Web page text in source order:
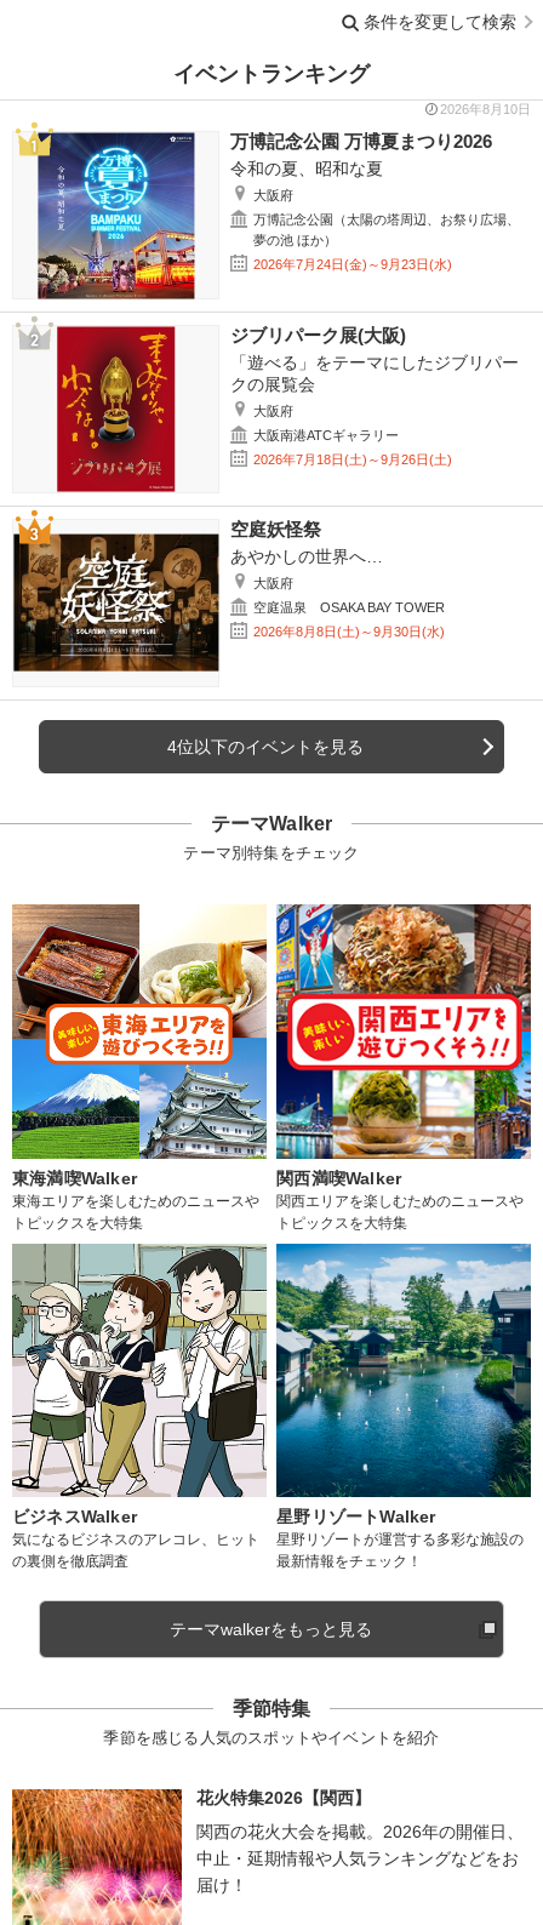
条件を変更して検索
イベントランキング
2026年8月10日
万博記念公園 万博夏まつり2026
令和の夏、昭和な夏
大阪府
万博記念公園（太陽の塔周辺、お祭り広場、
夢の池 ほか）
2026年7月24日(金)～9月23日(水)
ジブリパーク展(大阪)
「遊べる」をテーマにしたジブリパー
クの展覧会
大阪府
大阪南港ATCギャラリー
2026年7月18日(土)～9月26日(土)
空庭妖怪祭
あやかしの世界へ…
大阪府
空庭温泉 OSAKA BAY TOWER
2026年8月8日(土)～9月30日(水)
4位以下のイベントを見る
テーマWalker
テーマ別特集をチェック
東海満喫Walker
東海エリアを楽しむためのニュースや
トピックスを大特集
関西満喫Walker
関西エリアを楽しむためのニュースや
トピックスを大特集
ビジネスWalker
気になるビジネスのアレコレ、ヒット
の裏側を徹底調査
星野リゾートWalker
星野リゾートが運営する多彩な施設の
最新情報をチェック！
テーマwalkerをもっと見る
季節特集
季節を感じる人気のスポットやイベントを紹介
花火特集2026【関西】
関西の花火大会を掲載。2026年の開催日、
中止・延期情報や人気ランキングなどをお
届け！